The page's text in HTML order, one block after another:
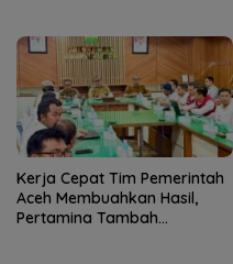
Kerja Cepat Tim Pemerintah
Aceh Membuahkan Hasil,
Pertamina Tambah